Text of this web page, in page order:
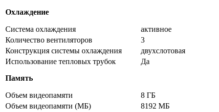
Охлаждение
Система охлаждения
активное
Количество вентиляторов
3
Конструкция системы охлаждения
двухслотовая
Использование тепловых трубок
Да
Память
Объем видеопамяти
8 ГБ
Объем видеопамяти (МБ)
8192 МБ